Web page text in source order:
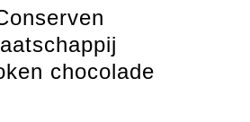
chocolade